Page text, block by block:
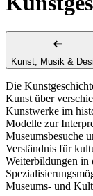
Kunst, Musik &
Die
Kunst über
Kunstwerke im
Modelle zur
Museumsbesuche
Verständnis für
Weiterbildungen in
Museums- und